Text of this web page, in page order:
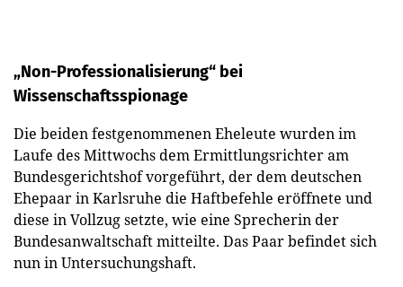
„Non-Professionalisierung“ bei
Wissenschaftsspionage
Die beiden festgenommenen Eheleute wurden im
Laufe des Mittwochs dem Ermittlungsrichter am
Bundesgerichtshof vorgeführt, der dem deutschen
Ehepaar in Karlsruhe die Haftbefehle eröffnete und
diese in Vollzug setzte, wie eine Sprecherin der
Bundesanwaltschaft mitteilte. Das Paar befindet sich
nun in Untersuchungshaft.